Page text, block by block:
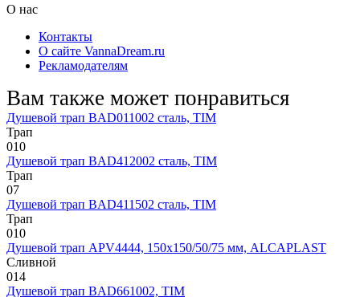
О нас
Контакты
О сайте VannaDream.ru
Рекламодателям
Вам также может понравиться
Душевой трап BAD011002 сталь, TIM
Трап
010
Душевой трап BAD412002 сталь, TIM
Трап
07
Душевой трап BAD411502 сталь, TIM
Трап
010
Душевой трап APV4444, 150х150/50/75 мм, ALCAPLAST
Сливной
014
Душевой трап BAD661002, TIM